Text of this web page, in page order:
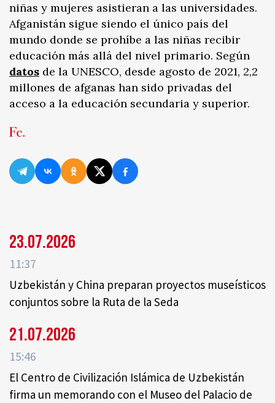
niñas y mujeres asistieran a las universidades.
Afganistán sigue siendo el único país del
mundo donde se prohíbe a las niñas recibir
educación más allá del nivel primario. Según
datos de la UNESCO, desde agosto de 2021, 2,2
millones de afganas han sido privadas del
acceso a la educación secundaria y superior.
23.07.2026
11:37
Uzbekistán y China preparan proyectos museísticos
conjuntos sobre la Ruta de la Seda
21.07.2026
15:46
El Centro de Civilización Islámica de Uzbekistán
firma un memorando con el Museo del Palacio de